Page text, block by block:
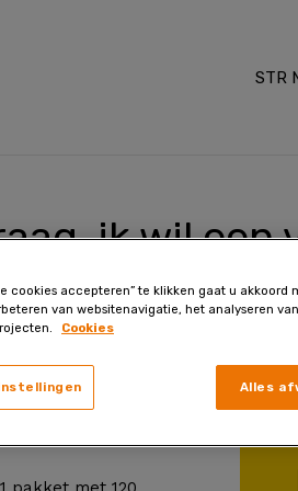
STR
ik wil een
voor
cookies accepteren” te klikken gaat u
van websitenavigatie, het analyseren
Cookies
Alles